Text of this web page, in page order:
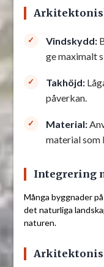
Vindskydd:
ge maximalt
Takhöjd:
påverkan.
Material:
material som
Integrering
Många byggnader
det naturliga
naturen.